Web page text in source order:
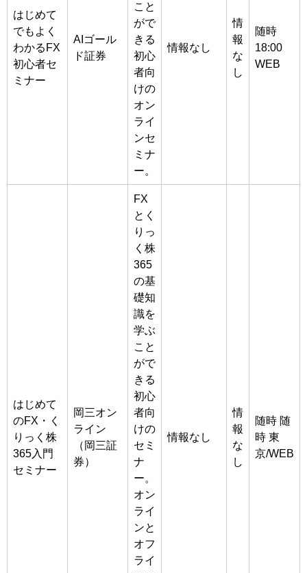
はじめて
でもよく
わかるFX
初心者セ
ミナー
AIゴール
ド証券
こと
がで
きる
初心
者向
けの
オン
ライ
ンセ
ミナ
ー。
情報なし
情
報
な
し
随時
18:00
WEB
はじめて
のFX・く
りっく株
365入門
セミナー
岡三オン
ライン
（岡三証
券）
FX
とく
りっ
く株
365
の基
礎知
識を
学ぶ
こと
がで
きる
初心
者向
けの
セミ
ナ
ー。
オン
ライ
ンと
オフ
ライ
情報なし
情
報
な
し
随時 随
時 東
京/WEB